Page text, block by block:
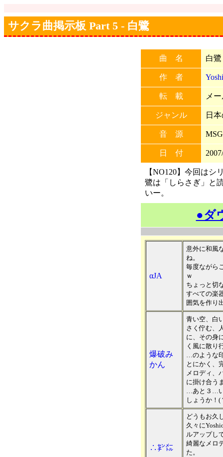
サクラ曲掲示板 Part 5 - 白鷺
曲 名 白鷺
作 者
転 載 メ
ジャンル 日
音 源
日 付
【NO120】今回はシ
鷺は「しらさぎ」と
いー。
●ダ
αJA
意外に和風
ね。
毎度ながら
ｗ
ちょっと切
すべての楽
囲気を作り
爆破み
かん
青い空、白
さく佇む、
に、その身
く風に散り
…のような
とにかく、
メロディ、
に掛け合う
…あと３…い
しょうか！(
∴㌢㍍
どうもお久
久々に
ルアップし
綺麗なメロ
た。